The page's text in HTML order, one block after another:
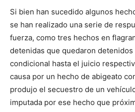
Si bien han sucedido algunos
se han realizado una serie de
fuerza, como tres hechos en
detenidas que quedaron detenidos
condicional hasta el juicio
causa por un hecho de abigeato
produjo el secuestro de un
imputada por ese hecho que